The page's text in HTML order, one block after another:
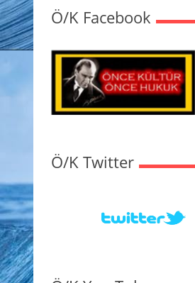
Ö/K Facebook
Ö/K Twitter